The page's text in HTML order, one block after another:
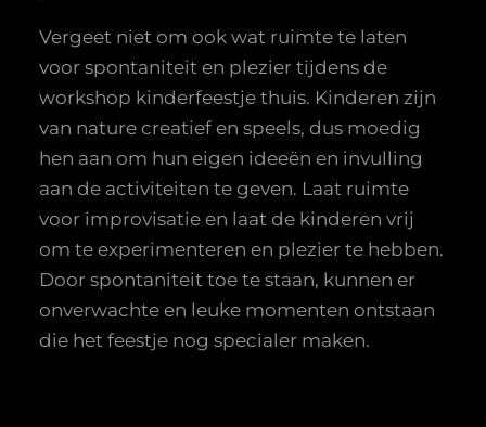
Vergeet niet om ook wat ruimte te laten
voor spontaniteit en plezier tijdens de
workshop kinderfeestje thuis. Kinderen zijn
van nature creatief en speels, dus moedig
hen aan om hun eigen ideeën en invulling
aan de activiteiten te geven. Laat ruimte
voor improvisatie en laat de kinderen vrij
om te experimenteren en plezier te hebben.
Door spontaniteit toe te staan, kunnen er
onverwachte en leuke momenten ontstaan
die het feestje nog specialer maken.